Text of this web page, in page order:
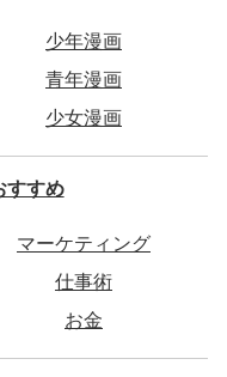
少年漫画
青年漫画
少女漫画
すすめ
マーケティング
仕事術
お金